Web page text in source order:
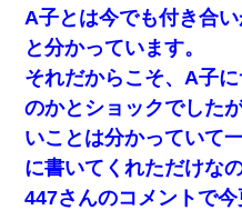
A子とは今でも付き合
と分かっています。
それだからこそ、A子
のかとショックでした
いことは分かっていて
に書いてくれただけな
447さんのコメントで今